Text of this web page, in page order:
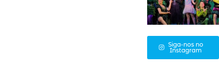
Siga-nos no
Instagram